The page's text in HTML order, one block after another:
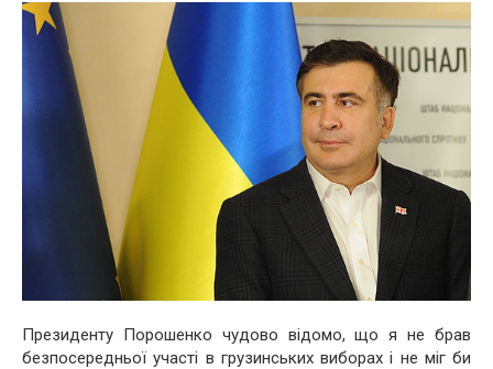
Президенту Порошенко чудово відомо, що я не брав
безпосередньої участі в грузинських виборах і не міг би